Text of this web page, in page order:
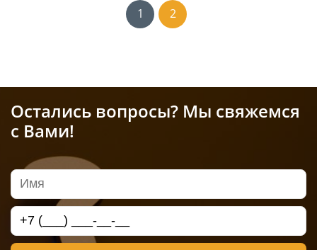
1 2
Остались вопросы? Мы свяжемся
с Вами!